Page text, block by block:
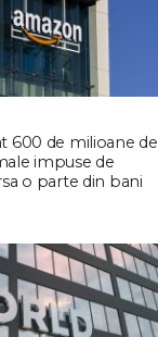
600 de milioane de
impuse de
o parte din bani